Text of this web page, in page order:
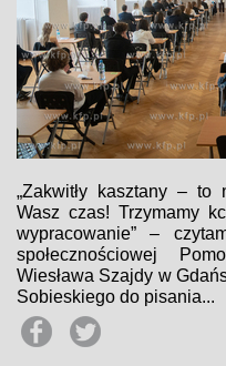
„Zakwitły kasztany – to
Wasz czas! Trzymamy
wypracowanie” –
społecznościowej
Wiesława Szajdy w
Sobieskiego do pisania...